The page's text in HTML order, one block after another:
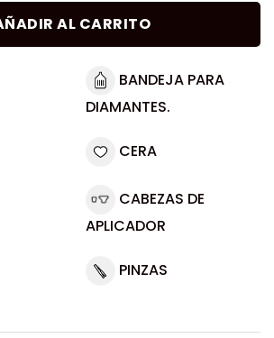
AL CARRITO
BANDEJA PARA
DIAMANTES.
CERA
CABEZAS DE
APLICADOR
PINZAS